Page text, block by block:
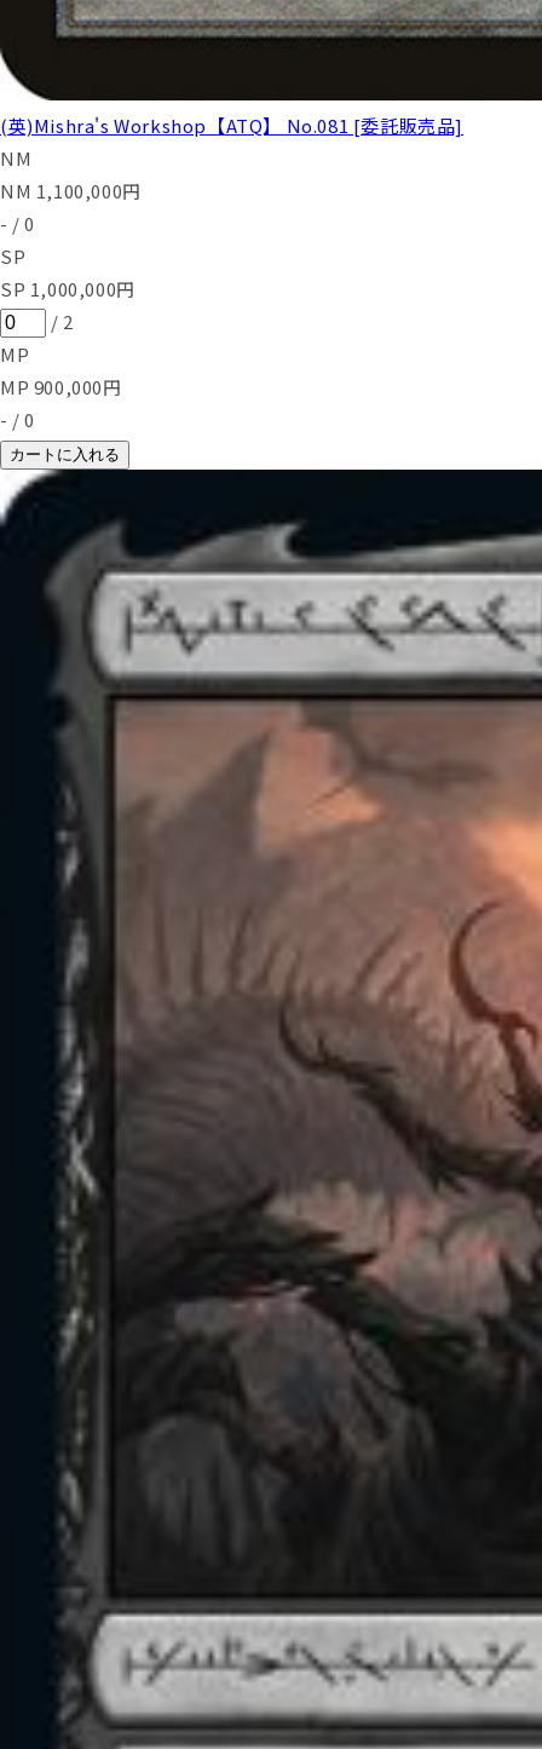
(英)Mishra's Workshop【ATQ】 No.081 [委託販売品]
NM
NM 1,100,000円
- / 0
SP
SP 1,000,000円
/ 2
MP
MP 900,000円
- / 0
カートに入れる